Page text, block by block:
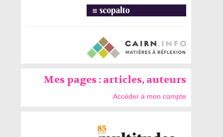
Mes pages : articles, auteurs
Accéder à mon compte